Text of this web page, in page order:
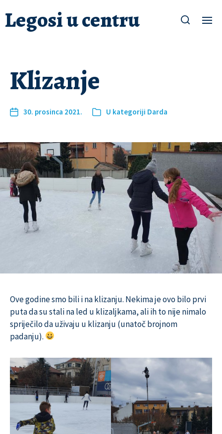
Legosi u centru
Klizanje
30. prosinca 2021. U kategoriji Darda
Ove godine smo bili i na klizanju. Nekima je ovo bilo prvi
puta da su stali na led u klizaljkama, ali ih to nije nimalo
spriječilo da uživaju u klizanju (unatoč brojnom
padanju).